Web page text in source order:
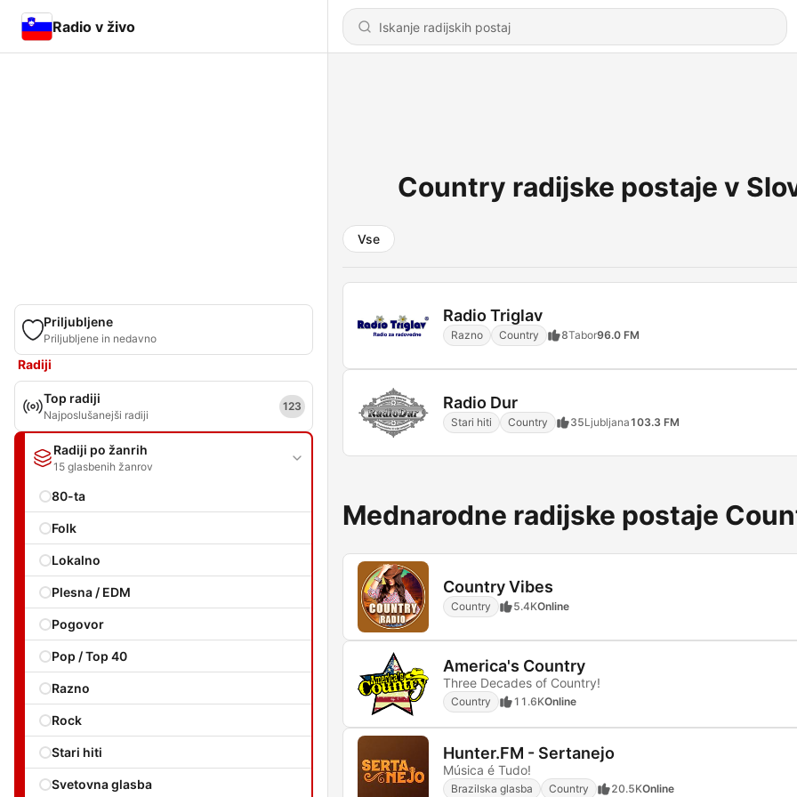
Radio v živo
Priljubljene
Priljubljene in nedavno
Radiji
Top radiji
Najposlušanejši radiji
123
Radiji po žanrih
15 glasbenih žanrov
80-ta
Folk
Lokalno
Plesna / EDM
Pogovor
Pop / Top 40
Razno
Rock
Stari hiti
Svetovna glasba
Country radijske postaje v
Vse
Radio Triglav
Razno Country 8Tabor96.0 FM
Radio Dur
Stari hiti Country 35Ljubljana103.3 FM
Mednarodne radijske postaje
Country Vibes
Country 5.4KOnline
America's Country
Three Decades of Country!
Country 11.6KOnline
Hunter.FM - Sertanejo
Música é Tudo!
Brazilska glasba Country 20.5KOnline